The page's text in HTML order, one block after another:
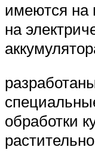
имеются
на
обработки